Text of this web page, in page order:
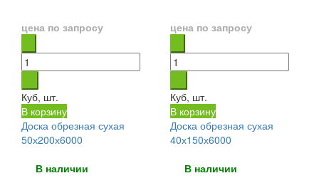
цена по запросу
Куб, шт.
В корзину
цена по запросу
Куб, шт.
В корзину
Доска обрезная сухая
50х200х6000
В наличии
Доска обрезная сухая
40х150х6000
В наличии